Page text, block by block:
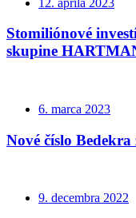
Stomiliónové
skupine
6. marca 2023
Nové číslo
9. decembra 2022